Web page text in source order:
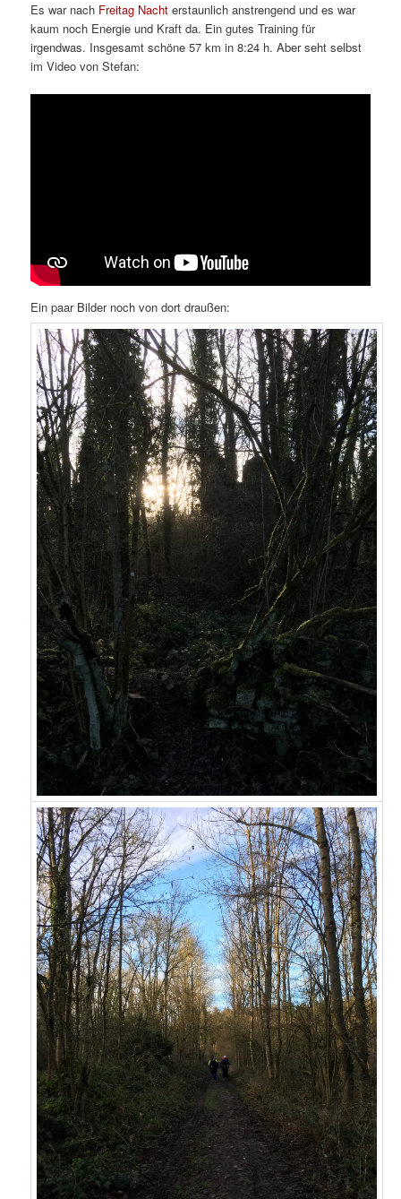
Es war nach Freitag Nacht erstaunlich anstrengend und es war
kaum noch Energie und Kraft da. Ein gutes Training für
irgendwas. Insgesamt schöne 57 km in 8:24 h. Aber seht selbst
im Video von Stefan:
Ein paar Bilder noch von dort draußen: